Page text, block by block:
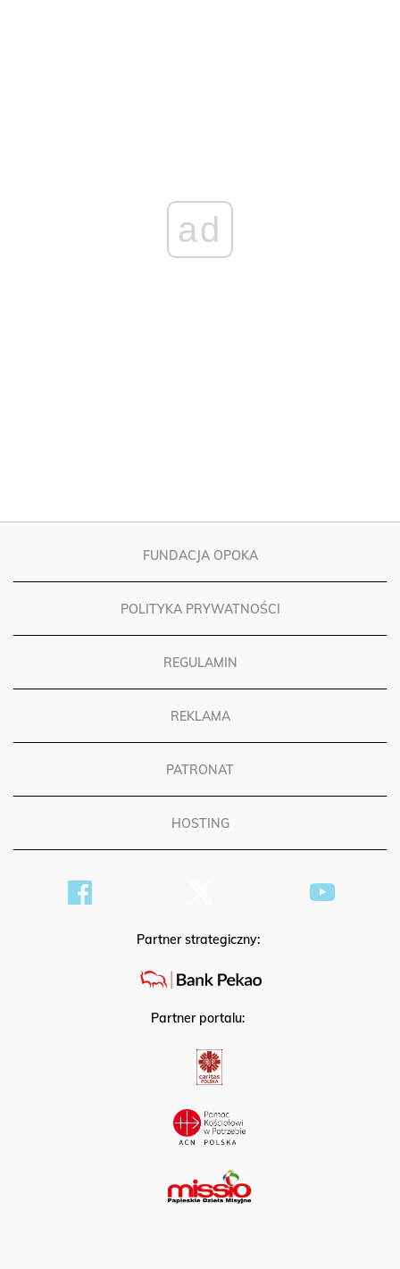
FUNDACJA OPOKA
POLITYKA PRYWATNOŚCI
REGULAMIN
REKLAMA
PATRONAT
HOSTING
Partner strategiczny:
Partner portalu: